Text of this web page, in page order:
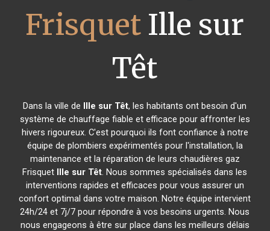
Frisquet Ille sur
Têt
Dans la ville de Ille sur Têt, les habitants ont besoin d'un
système de chauffage fiable et efficace pour affronter les
hivers rigoureux. C'est pourquoi ils font confiance à notre
équipe de plombiers expérimentés pour l'installation, la
maintenance et la réparation de leurs chaudières gaz
Frisquet Ille sur Têt. Nous sommes spécialisés dans les
interventions rapides et efficaces pour vous assurer un
confort optimal dans votre maison. Notre équipe intervient
24h/24 et 7j/7 pour répondre à vos besoins urgents. Nous
nous engageons à être sur place dans les meilleurs délais